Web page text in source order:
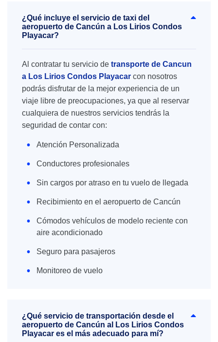
¿Qué incluye el servicio de taxi del
aeropuerto de Cancún a Los Lirios Condos
Playacar?
Al contratar tu servicio de transporte de Cancun
a Los Lirios Condos Playacar con nosotros
podrás disfrutar de la mejor experiencia de un
viaje libre de preocupaciones, ya que al reservar
cualquiera de nuestros servicios tendrás la
seguridad de contar con:
Atención Personalizada
Conductores profesionales
Sin cargos por atraso en tu vuelo de llegada
Recibimiento en el aeropuerto de Cancún
Cómodos vehículos de modelo reciente con
aire acondicionado
Seguro para pasajeros
Monitoreo de vuelo
¿Qué servicio de transportación desde el
aeropuerto de Cancún al Los Lirios Condos
Playacar es el más adecuado para mí?